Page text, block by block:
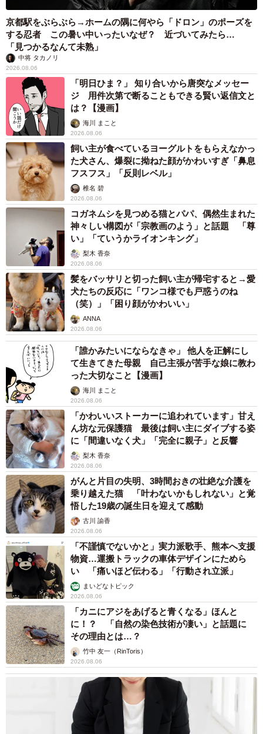
京都駅をぶらぶら→ホームの隅に何やら「ドロン」のポーズを
する忍者 この暑い中いったいなぜ？ 近づいてみたら…
「見つかるなんて未熟」
中将 タカノリ
2026.08.06
「明日ひま？」 知り合いから唐突なメッセー
ジ 用件次第で断ることもできる賢い返信文と
は？【漫画】
海川 まこと
2026.08.06
飼い主が食べているヨーグルトをもらえなかっ
た犬さん、爆裂に拗ねた顔がかわいすぎ「鼻息
フスフス」「反則レベル」
椎名 碧
2026.08.06
コガネムシを見つめる猫とパパ、偶然生まれた
神々しい構図が「宗教画のよう」と話題 「尊
い」「ていうかライオンキング」
梨木 香奈
2026.08.06
髪をバッサリと切った飼い主が帰宅すると→愛
犬たちの反応に「ワンコ様でも戸惑うのね
（笑）」「困り顔がかわいい」
ANNA
2026.08.06
「誰かみたいにならなきゃ」 他人を正解にし
て生きてきた母親 自己主張が苦手な娘に教わ
った大切なこと【漫画】
海川 まこと
2026.08.06
「かわいいストーカーに追われています」甘え
ん坊な元保護猫 最後は飼い主にダイブする姿
に「間違いなく犬」「完全に親子」と反響
梨木 香奈
2026.08.06
がんと片目の失明、3時間おきの壮絶な介護を
乗り越えた猫 「叶わないかもしれない」と覚
悟した19歳の誕生日を迎えて感動
古川 諭香
2026.08.06
「不謹慎でないかと」実力派歌手、熊本へ支援
物資…運搬トラックの車体デザインにためら
い 「痛いほど伝わる」「行動され立派」
まいどなトピック
2026.08.06
「カニにアジをあげると青くなる」ほんと
に！？ 「自然の染色技術が凄い」と話題に
その理由とは…？
竹中 友一（RinToris）
2026.08.06